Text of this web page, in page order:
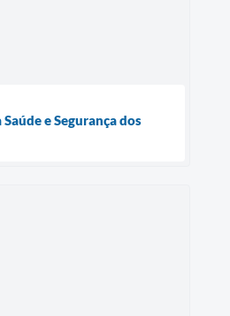
e Segurança dos